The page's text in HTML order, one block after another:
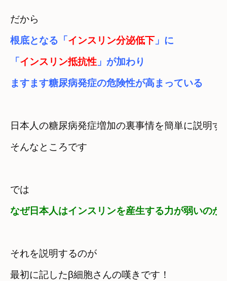
根底となる「 インスリン分泌低下 」に
「 インスリン抵抗性 」が加わり
ますます糖尿病発症の危険性が高まっている
日本人の糖尿病発症増加の裏事情を簡単に説明す
そんなところです
なぜ日本人はインスリンを産生する力が弱いのか
それを説明するのが
最初に記したβ細胞さんの嘆きです！